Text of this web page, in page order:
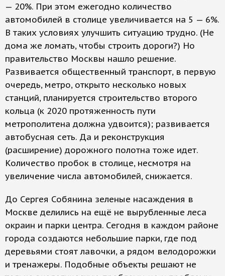
— 20%. При этом ежегодно количество
автомобилей в столице увеличивается на 5 — 6%.
В таких условиях улучшить ситуацию трудно. (Не
дома же ломать, чтобы строить дороги?) Но
правительство Москвы нашло решение.
Развивается общественный транспорт, в первую
очередь, метро, открыто несколько новых
станций, планируется строительство второго
кольца (к 2020 протяженность пути
метрополитена должна удвоится); развивается
автобусная сеть. Да и реконструкция
(расширение) дорожного полотна тоже идет.
Количество пробок в столице, несмотря на
увеличение числа автомобилей, снижается.
До Сергея Собянина зеленые насаждения в
Москве делились на ещё не вырубленные леса
окраин и парки центра. Сегодня в каждом районе
города создаются небольшие парки, где под
деревьями стоят лавочки, а рядом велодорожки
и тренажеры. Подобные объекты решают не